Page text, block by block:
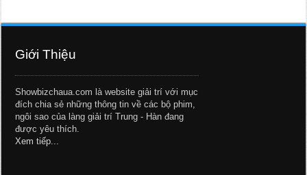
Giới Thiệu
Showbizchaua.com là website giải trí với mục
đích chia sẻ những thông tin về các bộ phim,
ngôi sao của làng giải trí Trung - Hàn đang
được yêu thích.
Xem tiếp...